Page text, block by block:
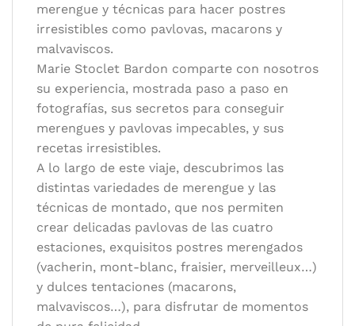
merengue y técnicas para hacer postres
irresistibles como pavlovas, macarons y
malvaviscos.
Marie Stoclet Bardon comparte con nosotros
su experiencia, mostrada paso a paso en
fotografías, sus secretos para conseguir
merengues y pavlovas impecables, y sus
recetas irresistibles.
A lo largo de este viaje, descubrimos las
distintas variedades de merengue y las
técnicas de montado, que nos permiten
crear delicadas pavlovas de las cuatro
estaciones, exquisitos postres merengados
(vacherin, mont-blanc, fraisier, merveilleux…)
y dulces tentaciones (macarons,
malvaviscos…), para disfrutar de momentos